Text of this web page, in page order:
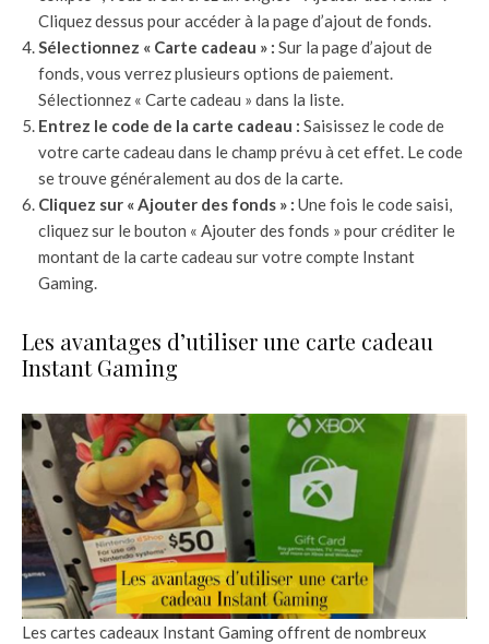
Cliquez dessus pour accéder à la page d’ajout de fonds.
Sélectionnez « Carte cadeau » : Sur la page d’ajout de
fonds, vous verrez plusieurs options de paiement.
Sélectionnez « Carte cadeau » dans la liste.
Entrez le code de la carte cadeau : Saisissez le code de
votre carte cadeau dans le champ prévu à cet effet. Le code
se trouve généralement au dos de la carte.
Cliquez sur « Ajouter des fonds » : Une fois le code saisi,
cliquez sur le bouton « Ajouter des fonds » pour créditer le
montant de la carte cadeau sur votre compte Instant
Gaming.
Les avantages d’utiliser une carte cadeau
Instant Gaming
Les cartes cadeaux Instant Gaming offrent de nombreux